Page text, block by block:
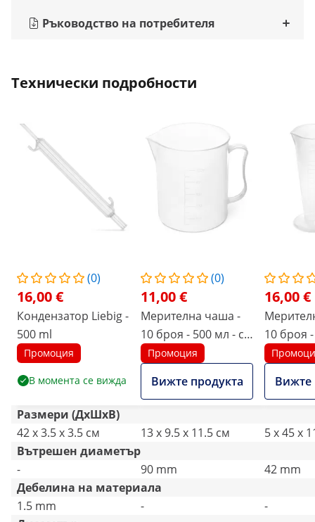
Ръководство на потребителя
Технически подробности
(0)
16,00 €
Кондензатор Liebig -
500 ml
Промоция
В момента се вижда
(0)
11,00 €
Мерителна чаша -
10 броя - 500 мл - с
изливен отвор и
дръжка
Промоция
Вижте продукта
16,00 €
10 броя
Вижте
Размери (ДxШxВ)
42 x 3.5 x 3.5 см
13 x 9.5 x 11.5 см
5 x 45 x
Вътрешен диаметър
-
90 mm
42 mm
Дебелина на материала
1.5 mm
-
-